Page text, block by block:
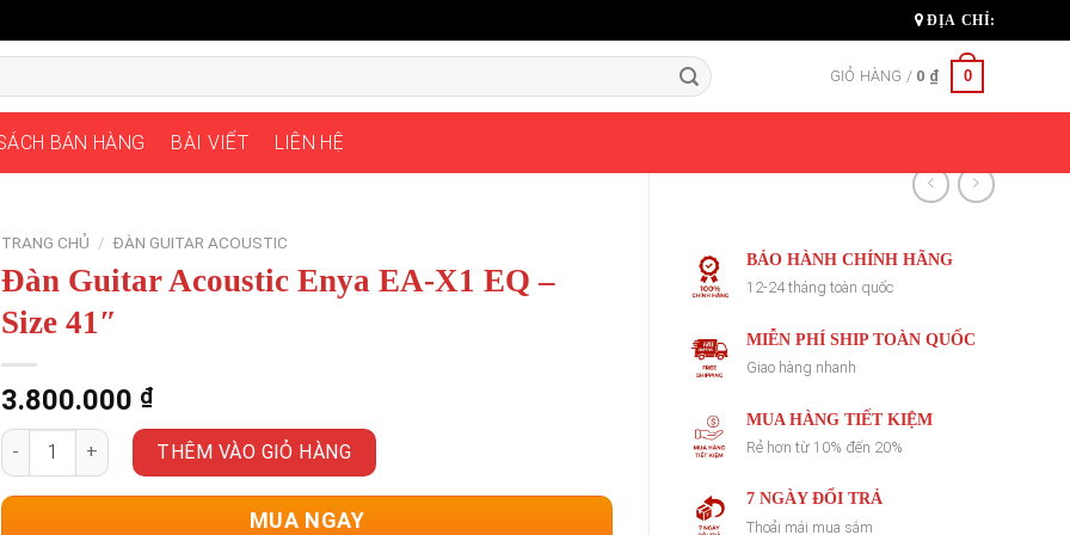
ĐỊA CHỈ:
GIỎ HÀNG / 0 ₫ 0
BÁN HÀNG BÀI VIẾT LIÊN HỆ
BẢO HÀNH CHÍNH HÃNG
12-24 tháng toàn quốc
MIỄN PHÍ SHIP TOÀN QUỐC
Giao hàng nhanh
MUA HÀNG TIẾT KIỆM
Rẻ hơn từ 10% đến 20%
7 NGÀY ĐỔI TRẢ
Thoải mái mua sắm
TRANG CHỦ / ĐÀN GUITAR ACOUSTIC
Đàn Guitar Acoustic Enya EA-X1 EQ –
Size 41″
3.800.000 ₫
Đàn Guitar Acoustic Enya EA-X1 EQ - Size 41" số lượng
THÊM VÀO GIỎ HÀNG
MUA NGAY